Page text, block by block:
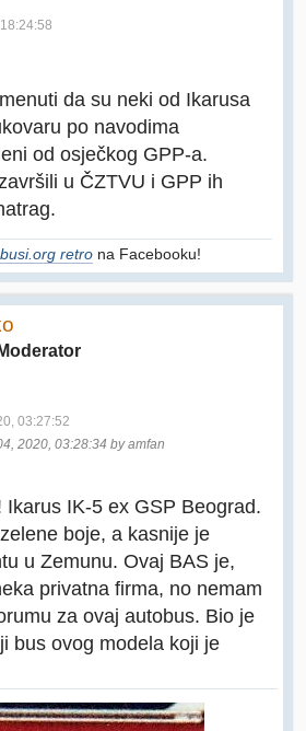
da su neki od Ikarusa
po navodima
od osječkog GPP-a.
u ČZTVU i GPP ih
retro na Facebooku!
03:27:52
2020, 03:28:34 by amfan
Ikarus IK-5 ex GSP Beograd.
boje, a kasnije je
u Zemunu. Ovaj BAS je,
privatna firma, no nemam
za ovaj autobus. Bio je
bus ovog modela koji je